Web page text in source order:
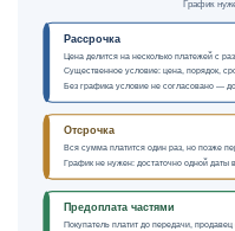
График
Рассрочка
Цена делится на несколько платежей с
Существенное условие: цена, порядок,
Без графика условие не согласовано —
Отсрочка
Вся сумма платится один раз, но позже
График не нужен: достаточно одной даты
Предоплата частями
Покупатель платит до передачи, продавец